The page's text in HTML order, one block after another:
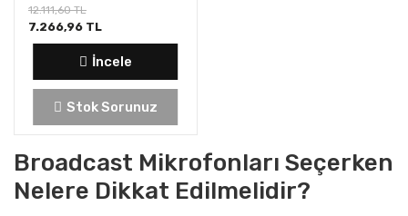
12.111,60 TL
7.266,96 TL
İncele
Stok Sorunuz
Broadcast Mikrofonları Seçerken
Nelere Dikkat Edilmelidir?